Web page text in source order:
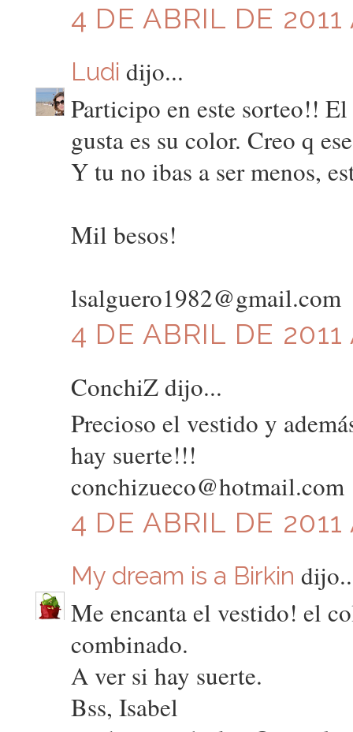
4 DE ABRIL DE
Ludi dijo...
Participo en este sorteo!!
gusta es su color. Creo q
Y tu no ibas a ser menos,
Mil besos!
lsalguero1982@gmail.com
4 DE ABRIL DE
ConchiZ dijo...
Precioso el vestido y
hay suerte!!!
conchizueco@hotmail.com
4 DE ABRIL DE
My dream is a Birkin
Me encanta el vestido! el
combinado.
A ver si hay suerte.
Bss, Isabel